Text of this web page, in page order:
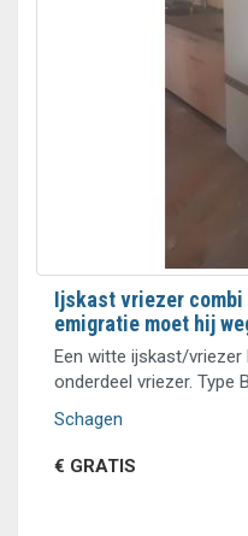
Ijskast vriezer combi
emigratie moet hij
Een witte ijskast/vriezer
onderdeel vriezer. Type
Schagen
€ GRATIS